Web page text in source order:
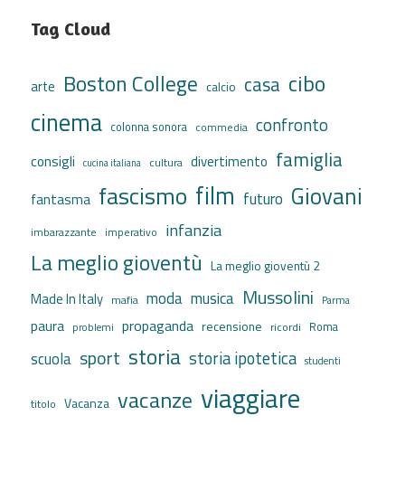
Tag Cloud
arte Boston College calcio casa cibo
cinema colonna sonora commedia confronto
consigli cucina italiana cultura divertimento famiglia
fantasma fascismo film futuro Giovani
imbarazzante imperativo infanzia
La meglio gioventù La meglio gioventù 2
Made In Italy mafia moda musica Mussolini Parma
paura problemi propaganda recensione ricordi Roma
scuola sport storia storia ipotetica studenti
titolo Vacanza vacanze viaggiare